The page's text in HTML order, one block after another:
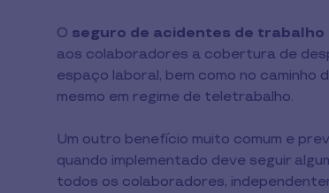
O seguro de acidentes de trabalho
aos colaboradores a cobertura de
espaço laboral, bem como no
mesmo em regime de teletrabalho.
Um outro benefício muito comum e
quando implementado deve seguir
todos os colaboradores,